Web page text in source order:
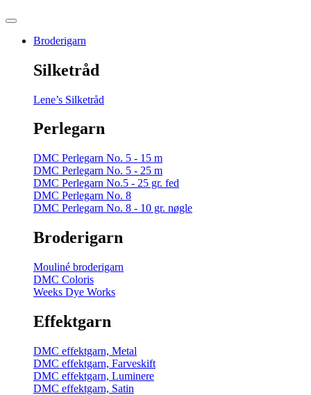
Broderigarn
Silketråd
Lene’s Silketråd
Perlegarn
DMC Perlegarn No. 5 - 15 m
DMC Perlegarn No. 5 - 25 m
DMC Perlegarn No.5 - 25 gr. fed
DMC Perlegarn No. 8
DMC Perlegarn No. 8 - 10 gr. nøgle
Broderigarn
Mouliné broderigarn
DMC Coloris
Weeks Dye Works
Effektgarn
DMC effektgarn, Metal
DMC effektgarn, Farveskift
DMC effektgarn, Luminere
DMC effektgarn, Satin